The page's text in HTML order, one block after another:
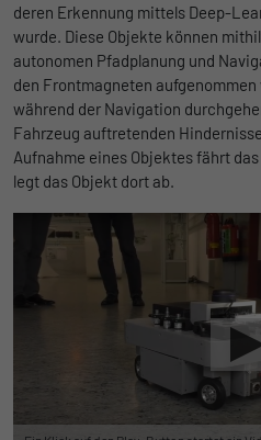
deren Erkennung mittels Deep-
wurde. Diese Objekte können
autonomen Pfadplanung und
den Frontmagneten
während der Navigation
Fahrzeug auftretenden
Aufnahme eines Objektes fährt
legt das Objekt dort ab.